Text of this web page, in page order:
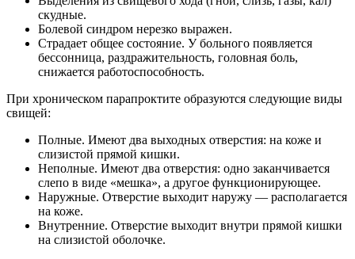
скудные.
Болевой синдром нерезко выражен.
Страдает общее состояние. У больного появляется
бессонница, раздражительность, головная боль,
снижается работоспособность.
При хроническом парапроктите образуются следующие виды
свищей:
Полные. Имеют два выходных отверстия: на коже и
слизистой прямой кишки.
Неполные. Имеют два отверстия: одно заканчивается
слепо в виде «мешка», а другое функционирующее.
Наружные. Отверстие выходит наружу — располагается
на коже.
Внутренние. Отверстие выходит внутри прямой кишки
на слизистой оболочке.